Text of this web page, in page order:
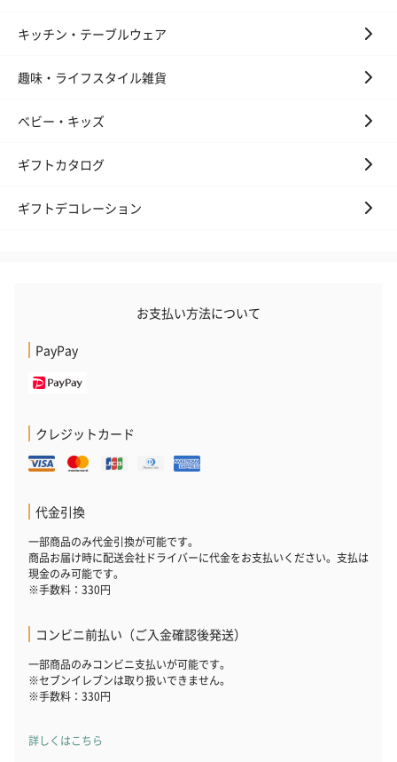
キッチン・テーブルウェア
趣味・ライフスタイル雑貨
ベビー・キッズ
ギフトカタログ
ギフトデコレーション
お支払い方法について
PayPay
クレジットカード
代金引換
一部商品のみ代金引換が可能です。
商品お届け時に配送会社ドライバーに代金をお支払いください。支払は
現金のみ可能です。
※手数料：330円
コンビニ前払い（ご入金確認後発送）
一部商品のみコンビニ支払いが可能です。
※セブンイレブンは取り扱いできません。
※手数料：330円
詳しくはこちら